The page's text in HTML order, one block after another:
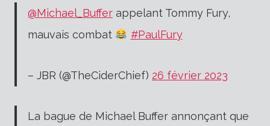
@Michael_Buffer appelant Tommy Fury,
mauvais combat
#PaulFury
– JBR (@TheCiderChief) 26 février 2023
La bague de Michael Buffer annonçant que